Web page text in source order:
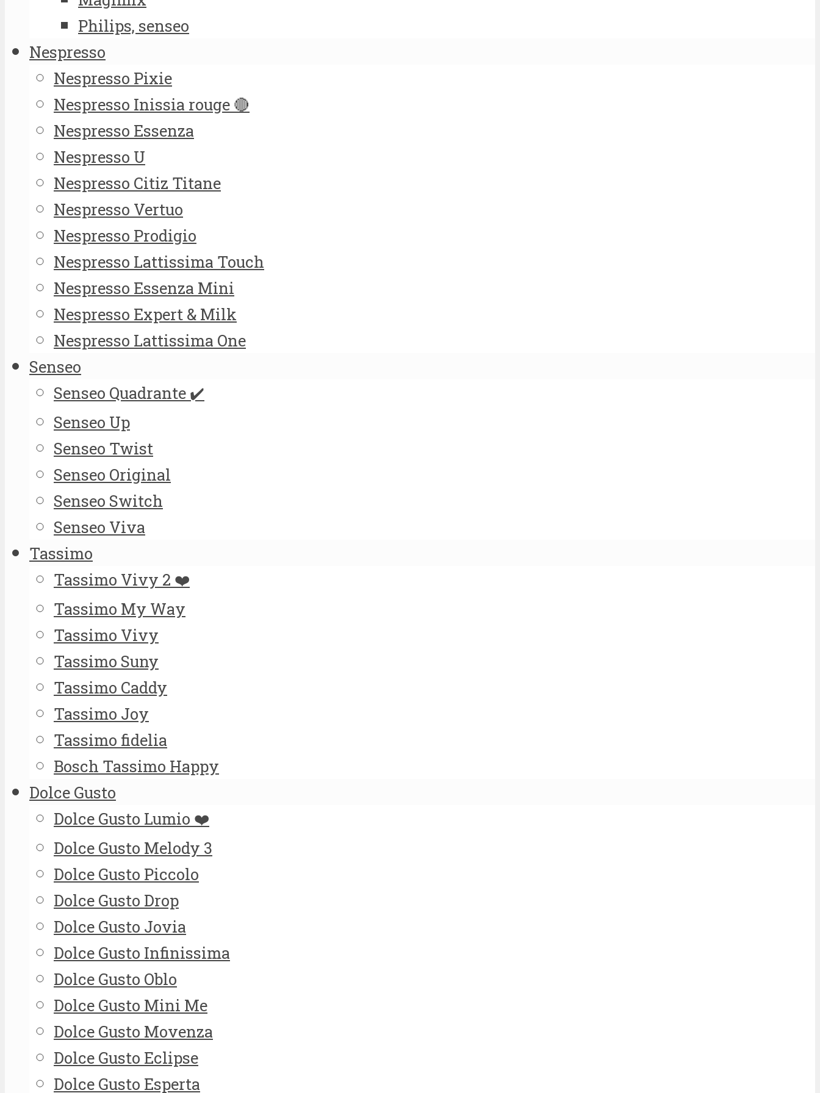
Philips, senseo
Nespresso
Nespresso Pixie
Nespresso Inissia rouge 🔴
Nespresso Essenza
Nespresso U
Nespresso Citiz Titane
Nespresso Vertuo
Nespresso Prodigio
Nespresso Lattissima Touch
Nespresso Essenza Mini
Nespresso Expert & Milk
Nespresso Lattissima One
Senseo
Senseo Quadrante ✔️
Senseo Up
Senseo Twist
Senseo Original
Senseo Switch
Senseo Viva
Tassimo
Tassimo Vivy 2 ❤️
Tassimo My Way
Tassimo Vivy
Tassimo Suny
Tassimo Caddy
Tassimo Joy
Tassimo fidelia
Bosch Tassimo Happy
Dolce Gusto
Dolce Gusto Lumio ❤️
Dolce Gusto Melody 3
Dolce Gusto Piccolo
Dolce Gusto Drop
Dolce Gusto Jovia
Dolce Gusto Infinissima
Dolce Gusto Oblo
Dolce Gusto Mini Me
Dolce Gusto Movenza
Dolce Gusto Eclipse
Dolce Gusto Esperta